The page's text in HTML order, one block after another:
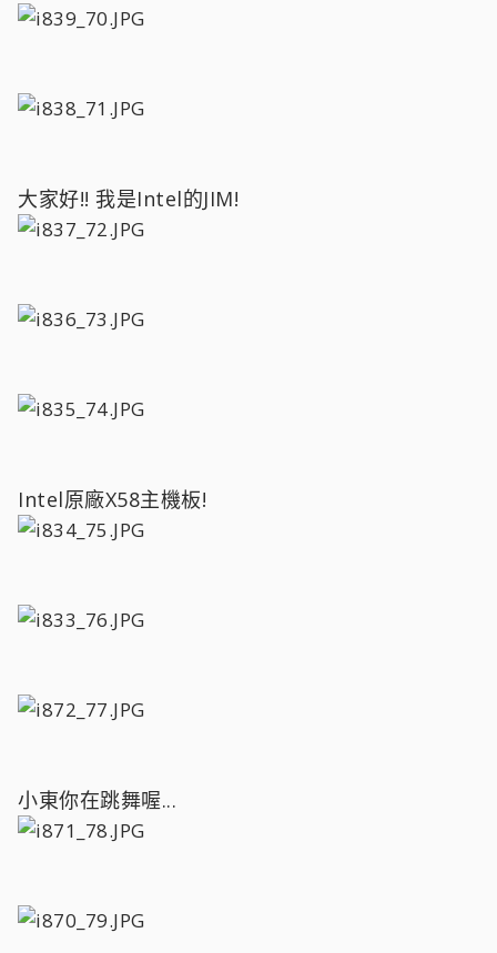
大家好!! 我是Intel的JIM!
Intel原廠X58主機板!
小東你在跳舞喔...